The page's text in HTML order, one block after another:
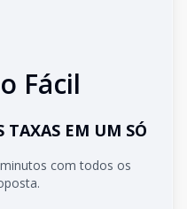
Fácil
TAXAS EM UM SÓ
com todos os